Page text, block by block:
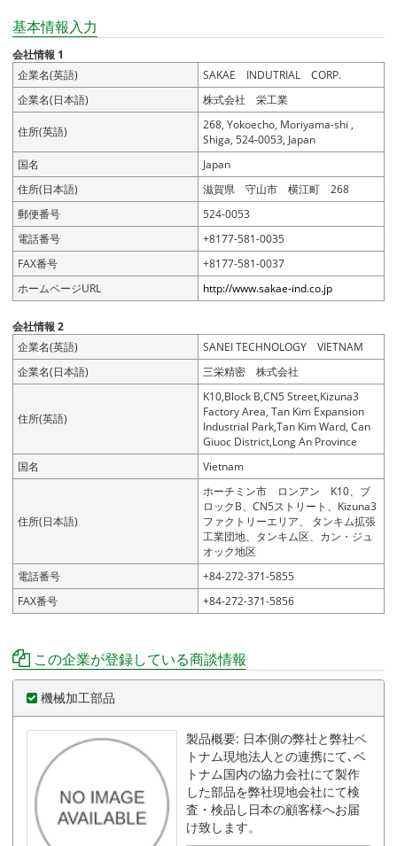
基本情報入力
会社情報 1
企業名(英語)
SAKAE INDUTRIAL CORP.
企業名(日本語)
株式会社 栄工業
住所(英語)
268, Yokoecho, Moriyama-shi ,
Shiga, 524-0053, Japan
国名
Japan
住所(日本語)
滋賀県 守山市 横江町 268
郵便番号
524-0053
電話番号
+8177-581-0035
FAX番号
+8177-581-0037
ホームページURL
http://www.sakae-ind.co.jp
会社情報 2
企業名(英語)
SANEI TECHNOLOGY VIETNAM
企業名(日本語)
三栄精密 株式会社
住所(英語)
K10,Block B,CN5 Street,Kizuna3
Factory Area, Tan Kim Expansion
Industrial Park,Tan Kim Ward, Can
Giuoc District,Long An Province
国名
Vietnam
住所(日本語)
ホーチミン市 ロンアン K10、ブ
ロックB、CN5ストリート、Kizuna3
ファクトリーエリア、 タンキム拡張
工業団地、タンキム区、カン・ジュ
オック地区
電話番号
+84-272-371-5855
FAX番号
+84-272-371-5856
この企業が登録している商談情報
機械加工部品
製品概要: 日本側の弊社と弊社ベ
トナム現地法人との連携にて､ベ
トナム国内の協力会社にて製作
した部品を弊社現地会社にて検
査・検品し日本の顧客様へお届
け致します。